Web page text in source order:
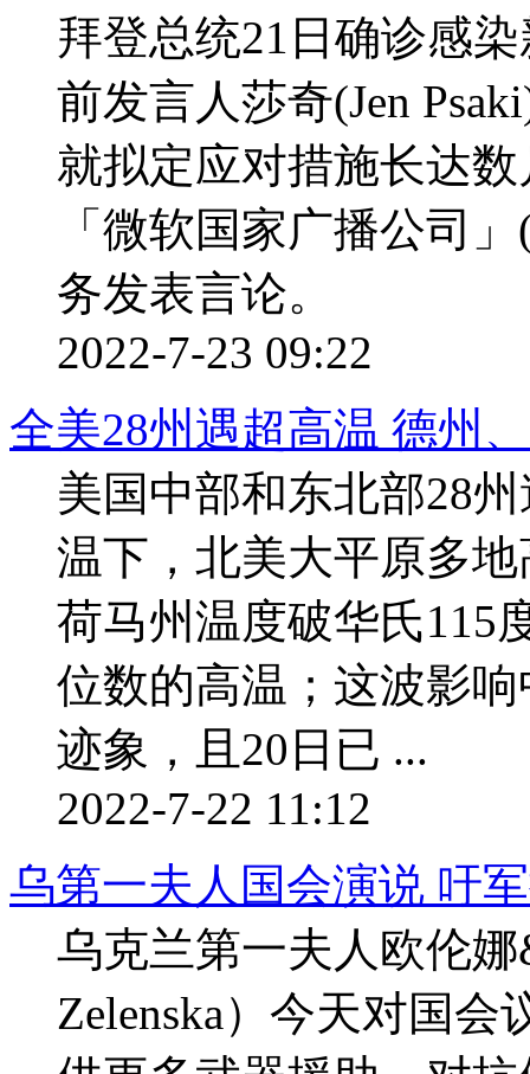
拜登总统21日确诊感
前发言人莎奇(Jen
就拟定应对措施长达
「微软国家广播公司
务发表言论。
2022-7-23 09:22
全美28州遇超高温 德州
美国中部和东北部28
温下，北美大平原多
荷马州温度破华氏115
位数的高温；这波影
迹象，且20日已 ...
2022-7-22 11:12
乌第一夫人国会演说 吁
乌克兰第一夫人欧伦
Zelenska）今天对国